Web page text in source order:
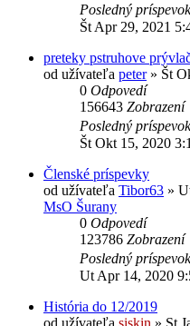
Posledný
Št Apr 29, 2021
preteky pstruhove
od užívateľa peter» Št
0 Odpovedí
156643 Zobrazení
Posledný
Št Okt 15, 2020
Členské príspevky
od užívateľa Tibor63 »
MsO Šurany
0 Odpovedí
123786 Zobrazení
Posledný
Ut Apr 14, 2020
História do 12/2019
od užívateľa siskin » St